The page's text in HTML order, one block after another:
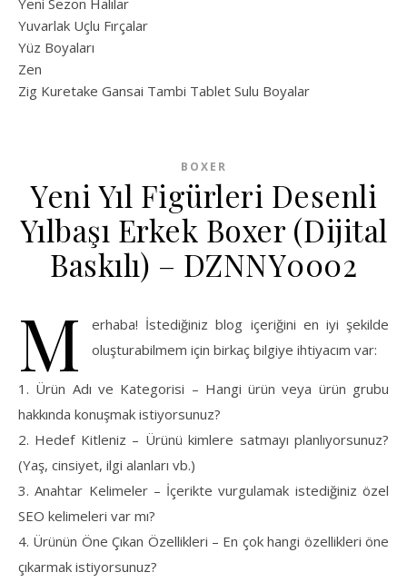
Yeni Sezon Halılar
Yuvarlak Uçlu Fırçalar
Yüz Boyaları
Zen
​Zig Kuretake Gansai Tambi Tablet Sulu Boyalar
BOXER
Yeni Yıl Figürleri Desenli
Yılbaşı Erkek Boxer (Dijital
Baskılı) – DZNNY0002
M
erhaba! İstediğiniz blog içeriğini en iyi şekilde
oluşturabilmem için birkaç bilgiye ihtiyacım var:
1. Ürün Adı ve Kategorisi – Hangi ürün veya ürün grubu
hakkında konuşmak istiyorsunuz?
2. Hedef Kitleniz – Ürünü kimlere satmayı planlıyorsunuz?
(Yaş, cinsiyet, ilgi alanları vb.)
3. Anahtar Kelimeler – İçerikte vurgulamak istediğiniz özel
SEO kelimeleri var mı?
4. Ürünün Öne Çıkan Özellikleri – En çok hangi özellikleri öne
çıkarmak istiyorsunuz?